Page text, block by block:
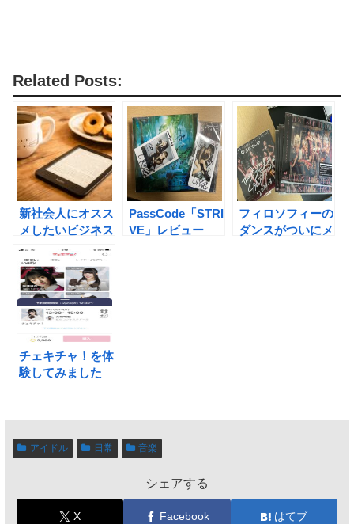
Related Posts:
新社会人にオスス
メしたいビジネス
本10選(スキルア
ップからお金の話
までセレクト)
[2022]
PassCode「STRI
VE」レビュー
フィロソフィーの
ダンスがついにメ
チェキチャ！を体
験してみました
アイドル 日常 音楽
シェアする
X Facebook はてブ